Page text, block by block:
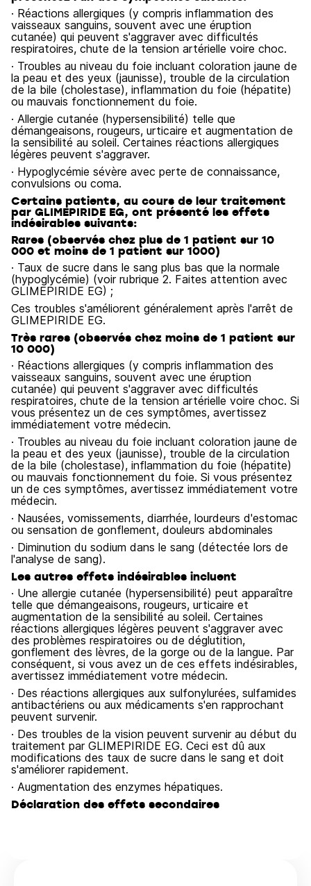
· Réactions allergiques (y compris inflammation des
vaisseaux sanguins, souvent avec une éruption
cutanée) qui peuvent s'aggraver avec difficultés
respiratoires, chute de la tension artérielle voire choc.
· Troubles au niveau du foie incluant coloration jaune de
la peau et des yeux (jaunisse), trouble de la circulation
de la bile (cholestase), inflammation du foie (hépatite)
ou mauvais fonctionnement du foie.
· Allergie cutanée (hypersensibilité) telle que
démangeaisons, rougeurs, urticaire et augmentation de
la sensibilité au soleil. Certaines réactions allergiques
légères peuvent s'aggraver.
· Hypoglycémie sévère avec perte de connaissance,
convulsions ou coma.
Certains patients, au cours de leur traitement
par GLIMEPIRIDE EG, ont présenté les effets
indésirables suivants:
Rares (observés chez plus de 1 patient sur 10
000 et moins de 1 patient sur 1000)
· Taux de sucre dans le sang plus bas que la normale
(hypoglycémie) (voir rubrique 2. Faites attention avec
GLIMEPIRIDE EG) ;
Ces troubles s'améliorent généralement après l'arrêt de
GLIMEPIRIDE EG.
Très rares (observés chez moins de 1 patient sur
10 000)
· Réactions allergiques (y compris inflammation des
vaisseaux sanguins, souvent avec une éruption
cutanée) qui peuvent s'aggraver avec difficultés
respiratoires, chute de la tension artérielle voire choc. Si
vous présentez un de ces symptômes, avertissez
immédiatement votre médecin.
· Troubles au niveau du foie incluant coloration jaune de
la peau et des yeux (jaunisse), trouble de la circulation
de la bile (cholestase), inflammation du foie (hépatite)
ou mauvais fonctionnement du foie. Si vous présentez
un de ces symptômes, avertissez immédiatement votre
médecin.
· Nausées, vomissements, diarrhée, lourdeurs d'estomac
ou sensation de gonflement, douleurs abdominales
· Diminution du sodium dans le sang (détectée lors de
l'analyse de sang).
Les autres effets indésirables incluent
· Une allergie cutanée (hypersensibilité) peut apparaître
telle que démangeaisons, rougeurs, urticaire et
augmentation de la sensibilité au soleil. Certaines
réactions allergiques légères peuvent s'aggraver avec
des problèmes respiratoires ou de déglutition,
gonflement des lèvres, de la gorge ou de la langue. Par
conséquent, si vous avez un de ces effets indésirables,
avertissez immédiatement votre médecin.
· Des réactions allergiques aux sulfonylurées, sulfamides
antibactériens ou aux médicaments s'en rapprochant
peuvent survenir.
· Des troubles de la vision peuvent survenir au début du
traitement par GLIMEPIRIDE EG. Ceci est dû aux
modifications des taux de sucre dans le sang et doit
s'améliorer rapidement.
· Augmentation des enzymes hépatiques.
Déclaration des effets secondaires